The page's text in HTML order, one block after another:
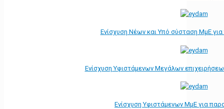
Ενίσχυση Νέων και Υπό σύσταση ΜμΕ
Ενίσχυση Υφιστάμενων Μεγάλων
Ενίσχυση Υφιστάμενων ΜμΕ για